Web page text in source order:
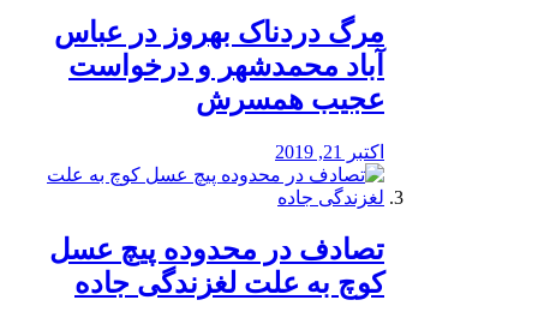
مرگ دردناک بهروز در عباس
آباد محمدشهر و درخواست
عجیب همسرش
اکتبر 21, 2019
تصادف در محدوده پیچ عسل
کوچ به علت لغزندگی جاده